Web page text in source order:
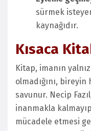
sürmek
kaynağıdır.
Kısaca
Kitap, imanın
olmadığını,
savunur. Necip
inanmakla
mücadele etmesi